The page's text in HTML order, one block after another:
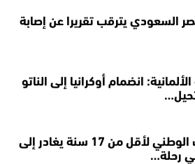
السعودي يترقب تقريرا عن إصابة
الألمانية: انضمام أوكرانيا إلى الناتو
المنتخب الوطني لأقل من 17 سنة يغادر إلى
في رحلة…